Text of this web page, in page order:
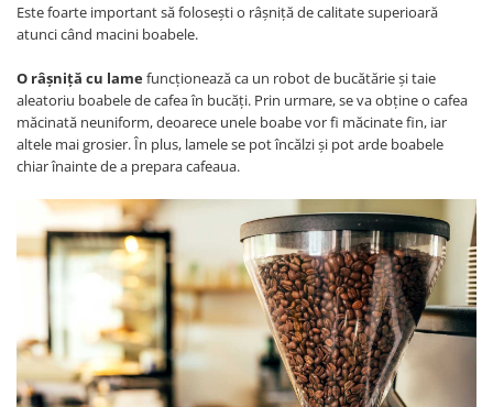
Este foarte important să folosești o râșniță de calitate superioară
atunci când macini boabele.
O râșniță cu lamefuncționează ca un robot de bucătărie și taie
aleatoriu boabele de cafea în bucăți. Prin urmare, se va obține o cafea
măcinată neuniform, deoarece unele boabe vor fi măcinate fin, iar
altele mai grosier. În plus, lamele se pot încălzi și pot arde boabele
chiar înainte de a prepara cafeaua.